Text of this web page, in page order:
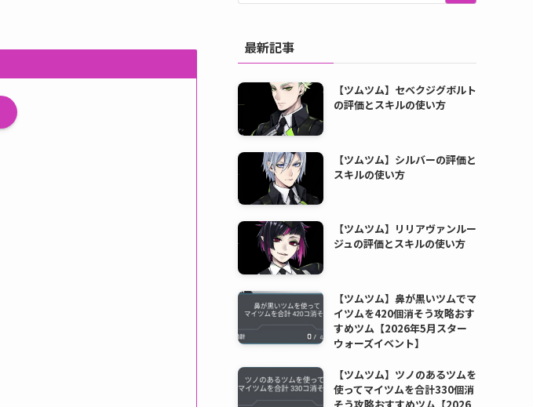
最新記事
【ツムツム】セベクジグボルト
の評価とスキルの使い方
【ツムツム】シルバーの評価と
スキルの使い方
【ツムツム】リリアヴァンルー
ジュの評価とスキルの使い方
【ツムツム】鼻が黒いツムでマ
イツムを420個消そう攻略おす
すめツム【2026年5月スター
ウォーズイベント】
【ツムツム】ツノのあるツムを
使ってマイツムを合計330個消